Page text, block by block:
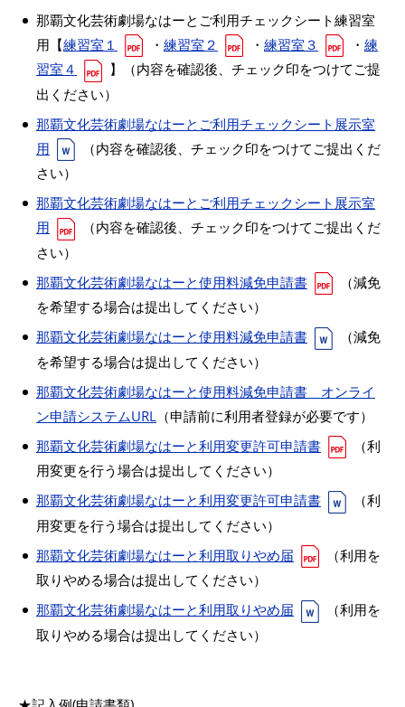
那覇文化芸術劇場なはーとご利用チェックシート練習室
用【練習室１ ・ 練習室２ ・ 練習室３ ・ 練
習室４
】（内容を確認後、チェック印をつけてご提
出ください）
那覇文化芸術劇場なはーとご利用チェックシート展示室
用
（内容を確認後、チェック印をつけてご提出くだ
さい）
那覇文化芸術劇場なはーとご利用チェックシート展示室
用
（内容を確認後、チェック印をつけてご提出くだ
さい）
那覇文化芸術劇場なはーと使用料減免申請書
（減免
を希望する場合は提出してください）
那覇文化芸術劇場なはーと使用料減免申請書
（減免
を希望する場合は提出してください）
那覇文化芸術劇場なはーと使用料減免申請書 オンライ
ン申請システムURL （申請前に利用者登録が必要です）
那覇文化芸術劇場なはーと利用変更許可申請書
（利
用変更を行う場合は提出してください）
那覇文化芸術劇場なはーと利用変更許可申請書
（利
用変更を行う場合は提出してください）
那覇文化芸術劇場なはーと利用取りやめ届
（利用を
取りやめる場合は提出してください）
那覇文化芸術劇場なはーと利用取りやめ届
（利用を
取りやめる場合は提出してください）